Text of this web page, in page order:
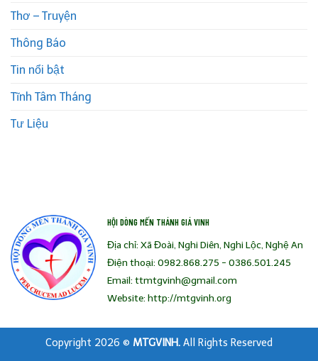
Thơ – Truyện
Thông Báo
Tin nổi bật
Tĩnh Tâm Tháng
Tư Liệu
HỘI DÒNG MẾN THÁNH GIÁ VINH
Địa chỉ: Xã Đoài, Nghi Diên, Nghi Lộc, Nghệ An
Điện thoại: 0982.868.275 - 0386.501.245
Email: ttmtgvinh@gmail.com
Website: http://mtgvinh.org
Copyright 2026 © MTGVINH. All Rights Reserved